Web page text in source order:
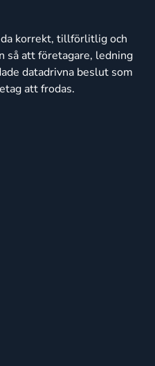
korrekt, tillförlitlig och
så att företagare, ledning
datadrivna beslut som
att frodas.